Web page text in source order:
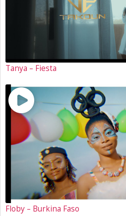
Tanya – Fiesta
Floby – Burkina Faso